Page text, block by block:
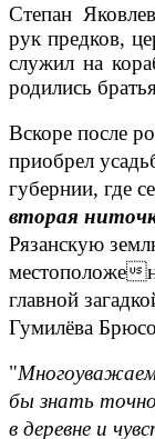
Степан
рук предков,
служил на
родились
Вскоре после
приобрел
губернии, где
вторая
Рязанскую
местоположе
главной
Гумилёва
"
бы знать
в деревне и